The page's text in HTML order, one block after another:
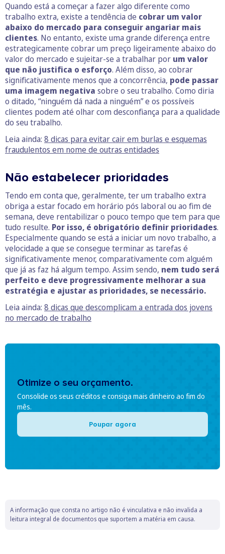
Quando está a começar a fazer algo diferente como
trabalho extra, existe a tendência de cobrar um valor
abaixo do mercado para conseguir angariar mais
clientes. No entanto, existe uma grande diferença entre
estrategicamente cobrar um preço ligeiramente abaixo do
valor do mercado e sujeitar-se a trabalhar por um valor
que não justifica o esforço. Além disso, ao cobrar
significativamente menos que a concorrência, pode passar
uma imagem negativa sobre o seu trabalho. Como diria
o ditado, “ninguém dá nada a ninguém” e os possíveis
clientes podem até olhar com desconfiança para a qualidade
do seu trabalho.
Leia ainda: 8 dicas para evitar cair em burlas e esquemas
fraudulentos em nome de outras entidades
Não estabelecer prioridades
Tendo em conta que, geralmente, ter um trabalho extra
obriga a estar focado em horário pós laboral ou ao fim de
semana, deve rentabilizar o pouco tempo que tem para que
tudo resulte. Por isso, é obrigatório definir prioridades.
Especialmente quando se está a iniciar um novo trabalho, a
velocidade a que se consegue terminar as tarefas é
significativamente menor, comparativamente com alguém
que já as faz há algum tempo. Assim sendo, nem tudo será
perfeito e deve progressivamente melhorar a sua
estratégia e ajustar as prioridades, se necessário.
Leia ainda: 8 dicas que descomplicam a entrada dos jovens
no mercado de trabalho
Otimize o seu orçamento.
Consolide os seus créditos e consiga mais dinheiro ao fim do
mês.
Poupar agora
A informação que consta no artigo não é vinculativa e não invalida a
leitura integral de documentos que suportem a matéria em causa.